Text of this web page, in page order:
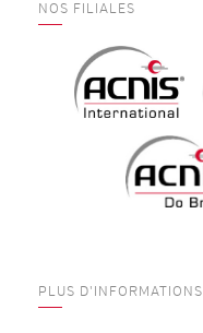
NOS FILIALES
PLUS D'INFORMATIONS